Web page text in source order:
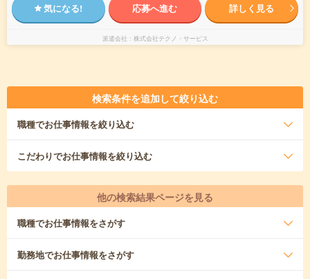
気になる! 応募へ進む 詳しく見る
派遣会社 株式会社テクノ・サービス
検索条件を追加して絞り込む
職種でお仕事情報を絞り込む
こだわりでお仕事情報を絞り込む
他の検索結果ページを見る
職種でお仕事情報をさがす
勤務地でお仕事情報をさがす